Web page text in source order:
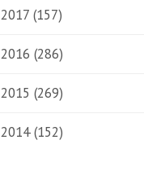
2017 (157)
2016 (286)
2015 (269)
2014 (152)